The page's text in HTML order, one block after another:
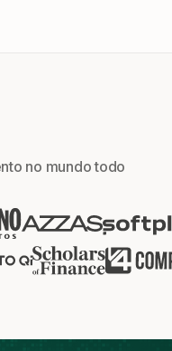
no mundo todo